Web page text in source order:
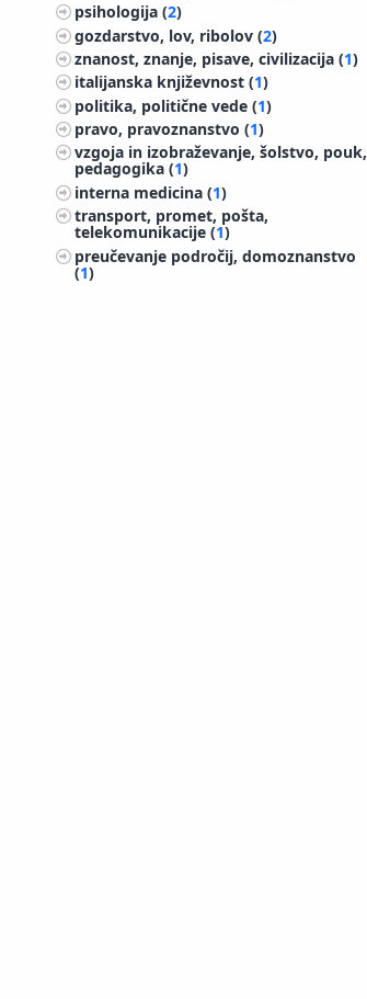
psihologija (2)
gozdarstvo, lov, ribolov (2)
znanost, znanje, pisave, civilizacija (1)
italijanska književnost (1)
politika, politične vede (1)
pravo, pravoznanstvo (1)
vzgoja in izobraževanje, šolstvo, pouk,
pedagogika (1)
interna medicina (1)
transport, promet, pošta,
telekomunikacije (1)
preučevanje področij, domoznanstvo
(1)